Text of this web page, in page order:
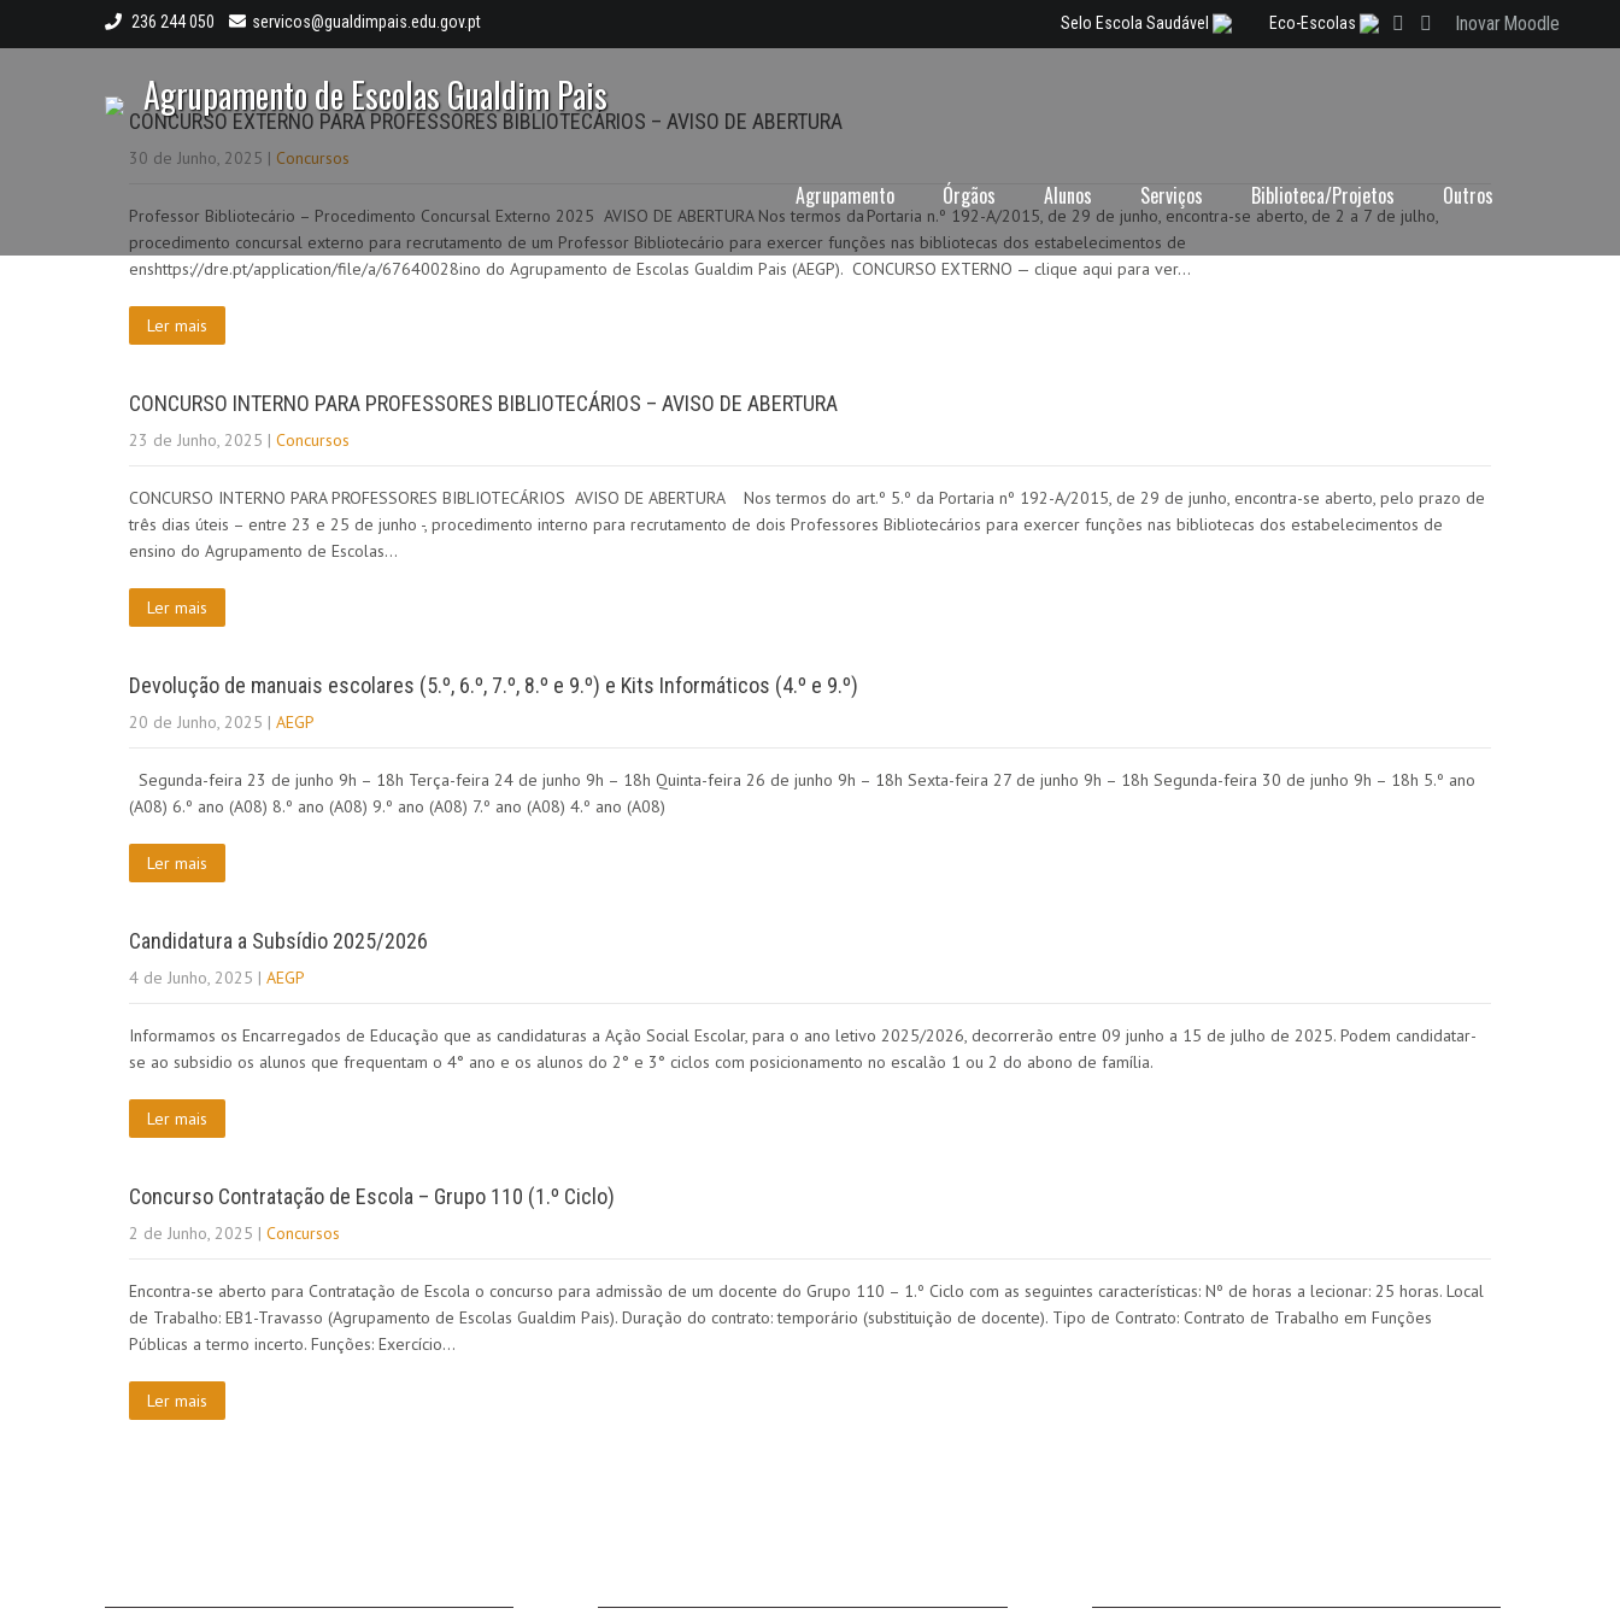
236 244 050 servicos@gualdimpais.edu.gov.pt Selo Escola Saudável Eco-Escolas InovarMoodle
Agrupamento de Escolas Gualdim Pais
Agrupamento Órgãos Alunos Serviços Biblioteca/Projetos Outros
CONCURSO EXTERNO PARA PROFESSORES BIBLIOTECÁRIOS – AVISO DE ABERTURA
30 de Junho, 2025 | Concursos
Professor Bibliotecário – Procedimento Concursal Externo 2025 AVISO DE ABERTURA Nos termos da Portaria n.º 192-A/2015, de 29 de junho, encontra-se aberto, de 2 a 7 de julho,
procedimento concursal externo para recrutamento de um Professor Bibliotecário para exercer funções nas bibliotecas dos estabelecimentos de
enshttps://dre.pt/application/file/a/67640028ino do Agrupamento de Escolas Gualdim Pais (AEGP). CONCURSO EXTERNO — clique aqui para ver…
Ler mais
CONCURSO INTERNO PARA PROFESSORES BIBLIOTECÁRIOS – AVISO DE ABERTURA
23 de Junho, 2025 | Concursos
CONCURSO INTERNO PARA PROFESSORES BIBLIOTECÁRIOS AVISO DE ABERTURA Nos termos do art.º 5.º da Portaria nº 192-A/2015, de 29 de junho, encontra-se aberto, pelo prazo de
três dias úteis – entre 23 e 25 de junho -, procedimento interno para recrutamento de dois Professores Bibliotecários para exercer funções nas bibliotecas dos estabelecimentos de
ensino do Agrupamento de Escolas…
Ler mais
Devolução de manuais escolares (5.º, 6.º, 7.º, 8.º e 9.º) e Kits Informáticos (4.º e 9.º)
20 de Junho, 2025 | AEGP
Segunda-feira 23 de junho 9h – 18h Terça-feira 24 de junho 9h – 18h Quinta-feira 26 de junho 9h – 18h Sexta-feira 27 de junho 9h – 18h Segunda-feira 30 de junho 9h – 18h 5.º ano
(A08) 6.º ano (A08) 8.º ano (A08) 9.º ano (A08) 7.º ano (A08) 4.º ano (A08)
Ler mais
Candidatura a Subsídio 2025/2026
4 de Junho, 2025 | AEGP
Informamos os Encarregados de Educação que as candidaturas a Ação Social Escolar, para o ano letivo 2025/2026, decorrerão entre 09 junho a 15 de julho de 2025. Podem candidatar-
se ao subsidio os alunos que frequentam o 4° ano e os alunos do 2° e 3° ciclos com posicionamento no escalão 1 ou 2 do abono de família.
Ler mais
Concurso Contratação de Escola – Grupo 110 (1.º Ciclo)
2 de Junho, 2025 | Concursos
Encontra-se aberto para Contratação de Escola o concurso para admissão de um docente do Grupo 110 – 1.º Ciclo com as seguintes características: Nº de horas a lecionar: 25 horas. Local
de Trabalho: EB1-Travasso (Agrupamento de Escolas Gualdim Pais). Duração do contrato: temporário (substituição de docente). Tipo de Contrato: Contrato de Trabalho em Funções
Públicas a termo incerto. Funções: Exercício…
Ler mais